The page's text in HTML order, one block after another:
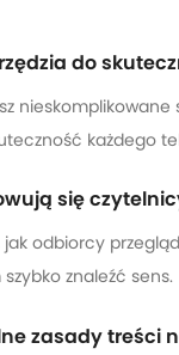
do
nieskomplikowane
każdego
się
jak odbiorcy
znaleźć sens.
zasady treści